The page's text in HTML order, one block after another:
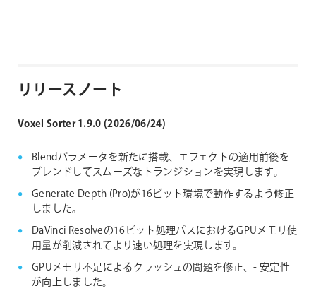
リリースノート
Voxel Sorter 1.9.0 (2026/06/24)
Blendパラメータを新たに搭載、エフェクトの適用前後を
ブレンドしてスムーズなトランジションを実現します。
Generate Depth (Pro)が16ビット環境で動作するよう修正
しました。
DaVinci Resolveの16ビット処理パスにおけるGPUメモリ使
用量が削減されてより速い処理を実現します。
GPUメモリ不足によるクラッシュの問題を修正、- 安定性
が向上しました。